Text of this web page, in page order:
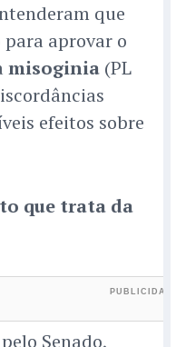
que
para aprovar o
misoginia (PL
efeitos sobre
que trata da
Senado,